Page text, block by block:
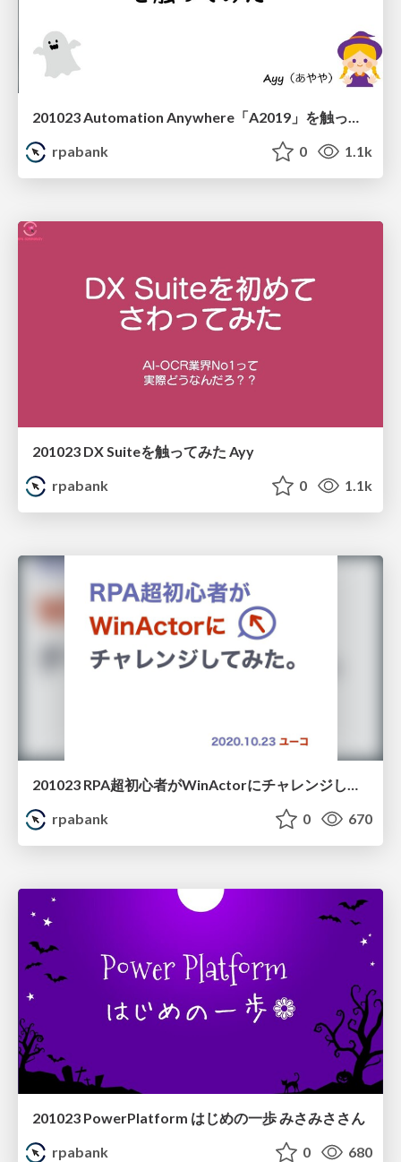
201023 Automation Anywhere「A2019」を触ってみた Ayy
rpabank
0 1.1k
201023 DX Suiteを触ってみた Ayy
rpabank
0 1.1k
201023 RPA超初心者がWinActorにチャレンジしてみた ユーコさん
rpabank
0 670
201023 PowerPlatform はじめの一歩 みさみささん
rpabank
0 680